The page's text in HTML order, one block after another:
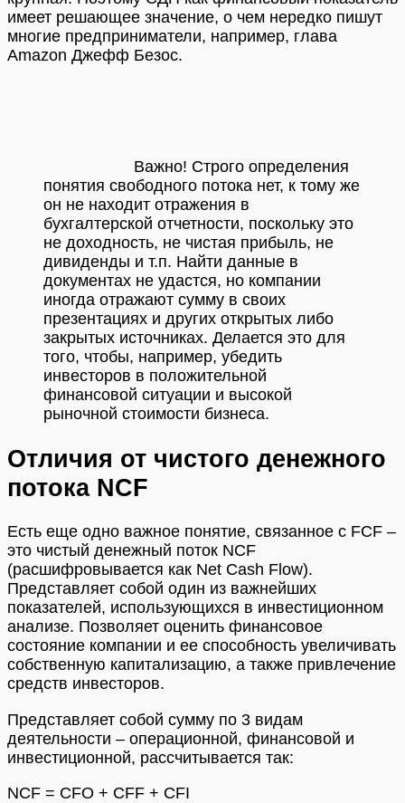
имеет решающее значение, о чем нередко пишут
многие предприниматели, например, глава
Amazon Джефф Безос.
Важно! Строго определения
понятия свободного потока нет, к тому же
он не находит отражения в
бухгалтерской отчетности, поскольку это
не доходность, не чистая прибыль, не
дивиденды и т.п. Найти данные в
документах не удастся, но компании
иногда отражают сумму в своих
презентациях и других открытых либо
закрытых источниках. Делается это для
того, чтобы, например, убедить
инвесторов в положительной
финансовой ситуации и высокой
рыночной стоимости бизнеса.
Отличия от чистого денежного
потока NCF
Есть еще одно важное понятие, связанное с FCF –
это чистый денежный поток NCF
(расшифровывается как Net Cash Flow).
Представляет собой один из важнейших
показателей, использующихся в инвестиционном
анализе. Позволяет оценить финансовое
состояние компании и ее способность увеличивать
собственную капитализацию, а также привлечение
средств инвесторов.
Представляет собой сумму по 3 видам
деятельности – операционной, финансовой и
инвестиционной, рассчитывается так:
NCF = CFO + CFF + CFI